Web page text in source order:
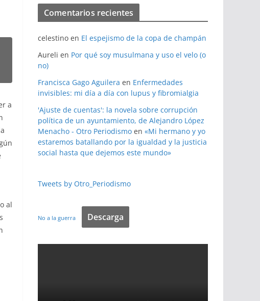
a
al
Comentarios recientes
celestino en El espejismo de la copa de champán
Aureli en Por qué soy musulmana y uso el velo (o
no)
Francisca Gago Aguilera en Enfermedades
invisibles: mi día a día con lupus y fibromialgia
'Ajuste de cuentas': la novela sobre corrupción
política de un ayuntamiento, de Alejandro López
Menacho - Otro Periodismo en «Mi hermano y yo
estaremos batallando por la igualdad y la justicia
social hasta que dejemos este mundo»
Tweets by Otro_Periodismo
No a la guerra Descarga